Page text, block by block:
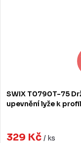
SWIX T0790T-75
upevnění lyže k
329 Kč / ks